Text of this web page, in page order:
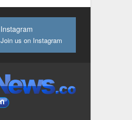
Instagram
Join us on Instagram